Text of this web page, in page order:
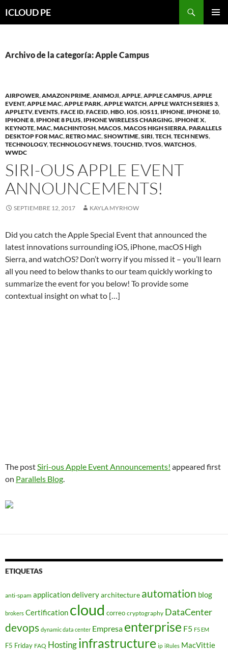
hacia
ICLOUD PE
Archivo de la categoría: Apple Campus
AIRPOWER,AMAZON PRIME,ANIMOJI,APPLE,APPLE CAMPUS,APPLE
EVENT,APPLE MAC,APPLE PARK,APPLE WATCH,APPLE WATCH SERIES 3,
APPLETV,EVENTS,FACE ID,FACEID,HBO, IOS, IOS11, IPHONE, IPHONE 10,
IPHONE 8, IPHONE 8 PLUS, IPHONE WIRELESS CHARGING, IPHONE X,
KEYNOTE,MAC,MACHINTOSH,MACOS,MACOS HIGH SIERRA,PARALLELS
DESKTOP FOR MAC,RETRO MAC,SHOWTIME,SIRI,TECH,TECH NEWS,
TECHNOLOGY,TECHNOLOGY NEWS,TOUCHID,TVOS,WATCHOS,
WWDC
SIRI-OUS APPLE EVENT
ANNOUNCEMENTS!
SEPTIEMBRE 12, 2017 KAYLA MYRHOW
Did you catch the Apple Special Event that announced the
latest innovations surrounding iOS, iPhone, macOS High
Sierra, and watchOS? Don’t worry if you missed it – you’ll learn
all you need to below thanks to our team quickly working to
summarize the event for you below! To provide some
contextual insight on what to […]
The postSiri-ous Apple Event Announcements! appeared first
on Parallels Blog.
ETIQUETAS
anti-spam application deliveryarchitecture automation blog
brokers Certification cloud correo cryptography DataCenter
devops dynamic data center Empresa enterprise F5 F5 EM
F5 Friday FAQ Hostinginfrastructure ip iRules MacVittie